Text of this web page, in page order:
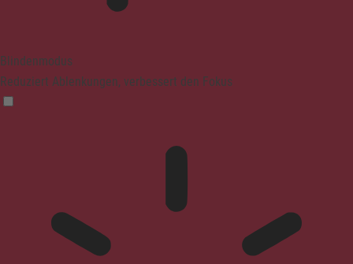
Blindenmodus
Reduziert Ablenkungen, verbessert den Fokus